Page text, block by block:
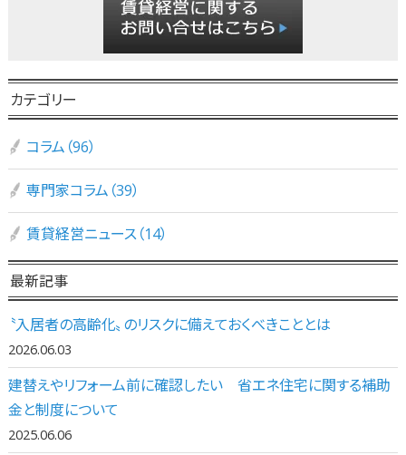
カテゴリー
コラム（96）
専門家コラム（39）
賃貸経営ニュース（14）
最新記事
〝入居者の高齢化〟のリスクに備えておくべきこととは
2026.06.03
建替えやリフォーム前に確認したい 省エネ住宅に関する補助
金と制度について
2025.06.06